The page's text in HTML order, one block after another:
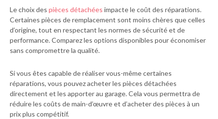
Le choix des pièces détachées impacte le coût des réparations.
Certaines pièces de remplacement sont moins chères que celles
d’origine, tout en respectant les normes de sécurité et de
performance. Comparez les options disponibles pour économiser
sans compromettre la qualité.
Si vous êtes capable de réaliser vous-même certaines
réparations, vous pouvez acheter les pièces détachées
directement et les apporter au garage. Cela vous permettra de
réduire les coûts de main-d’œuvre et d’acheter des pièces à un
prix plus compétitif.